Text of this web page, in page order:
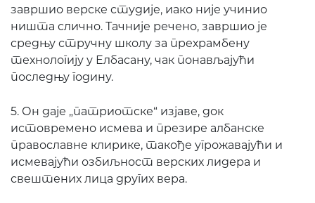
завршио верске студије, иако није учинио
ништа слично. Тачније речено, завршио је
средњу стручну школу за прехрамбену
технологију у Елбасану, чак понављајући
последњу годину.
5. Он даје „патриотске“ изјаве, док
истовремено исмева и презире албанске
православне клирике, такође угрожавајући и
исмевајући озбиљност верских лидера и
свештених лица других вера.